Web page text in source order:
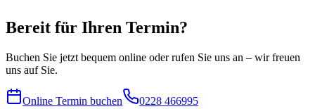
Bereit für Ihren Termin?
Buchen Sie jetzt bequem online oder rufen Sie uns an – wir freuen
uns auf Sie.
Online Termin buchen 0228 466995